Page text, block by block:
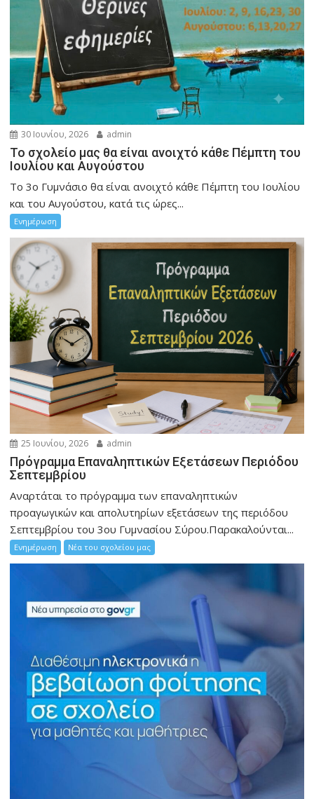
30 Ιουνίου, 2026 admin
Το σχολείο μας θα είναι ανοιχτό κάθε Πέμπτη του
Ιουλίου και Αυγούστου
Το 3ο Γυμνάσιο θα είναι ανοιχτό κάθε Πέμπτη του Ιουλίου
και του Αυγούστου, κατά τις ώρες...
Ενημέρωση
25 Ιουνίου, 2026 admin
Πρόγραμμα Επαναληπτικών Εξετάσεων Περιόδου
Σεπτεμβρίου
Αναρτάται το πρόγραμμα των επαναληπτικών
προαγωγικών και απολυτηρίων εξετάσεων της περιόδου
Σεπτεμβρίου του 3ου Γυμνασίου Σύρου.Παρακαλούνται...
Ενημέρωση Νέα του σχολείου μας